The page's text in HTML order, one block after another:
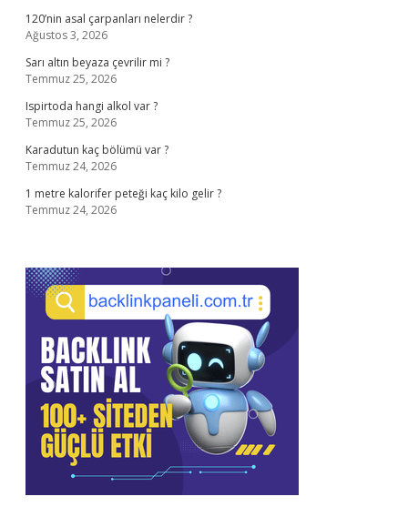
120’nin asal çarpanları nelerdir ?
Ağustos 3, 2026
Sarı altın beyaza çevrilir mi ?
Temmuz 25, 2026
Ispirtoda hangi alkol var ?
Temmuz 25, 2026
Karadutun kaç bölümü var ?
Temmuz 24, 2026
1 metre kalorifer peteği kaç kilo gelir ?
Temmuz 24, 2026